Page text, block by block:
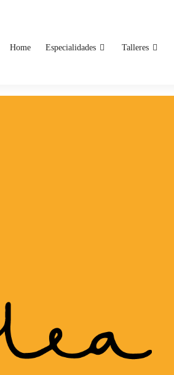
Home Especialidades Talleres